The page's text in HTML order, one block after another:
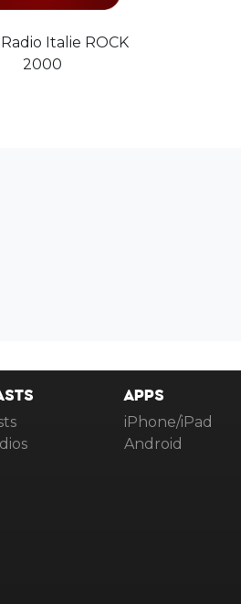
Italie ROCK
2000
APPS
iPhone/iPad
Android